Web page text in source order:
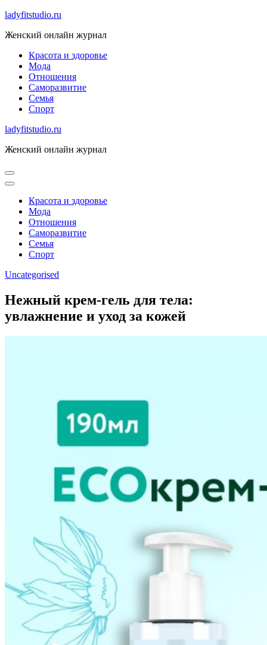
Skip
content
ladyfitstudio.ru
Женский онлайн журнал
Красота и здоровье
Мода
Отношения
Саморазвитие
Семья
Спорт
ladyfitstudio.ru
Женский онлайн журнал
Красота и здоровье
Мода
Отношения
Саморазвитие
Семья
Спорт
Uncategorised
Нежный крем-гель для тела:
увлажнение и уход за кожей